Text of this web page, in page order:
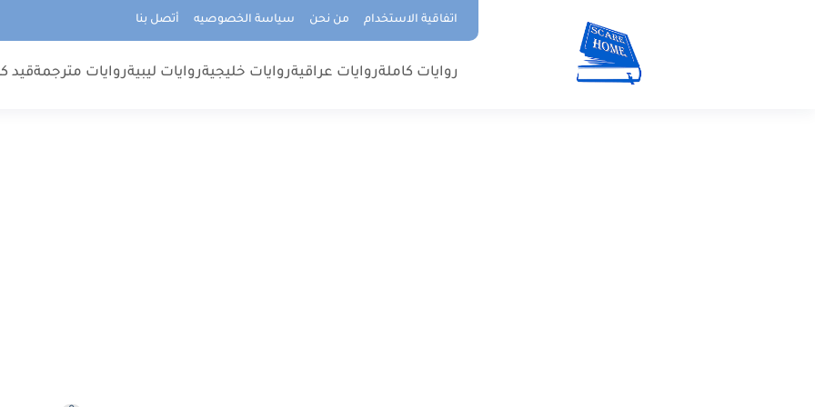
اتفاقية الاستخدام من نحن سياسة الخصوصيه أتصل بنا
روايات كاملةروايات عراقيةروايات خليجيةروايات ليبيةروايات مترجمةقيد